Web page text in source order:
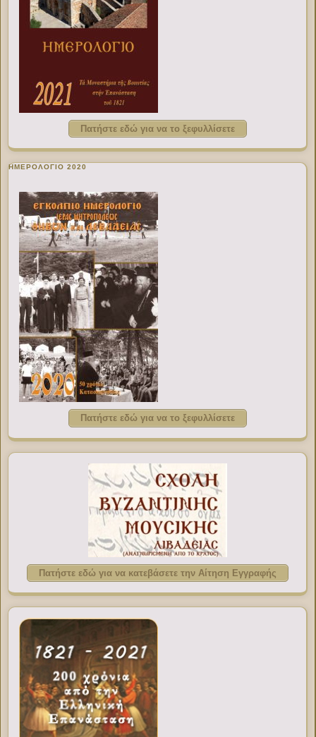
Πατήστε εδώ για να το ξεφυλλίσετε
ΗΜΕΡΟΛΟΓΙΟ 2020
Πατήστε εδώ για να το ξεφυλλίσετε
Πατήστε εδώ για να κατεβάσετε την Αίτηση Εγγραφής